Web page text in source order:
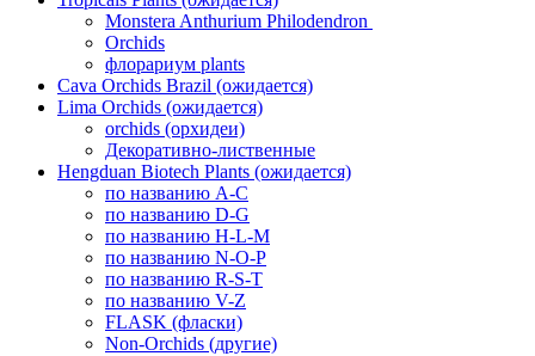
​​​​​​​Monstera Anthurium Philodendron
Orchids
флорариум plants
Cava Orchids Brazil (ожидается)
Lima Orchids (ожидается)
orchids (орхидеи)
Декоративно-лиственные
Hengduan Biotech Plants (ожидается)
по названию A-C
по названию D-G
по названию H-L-M
по названию N-O-P
по названию R-S-T
по названию V-Z
FLASK (фласки)
Non-Orchids (другие)